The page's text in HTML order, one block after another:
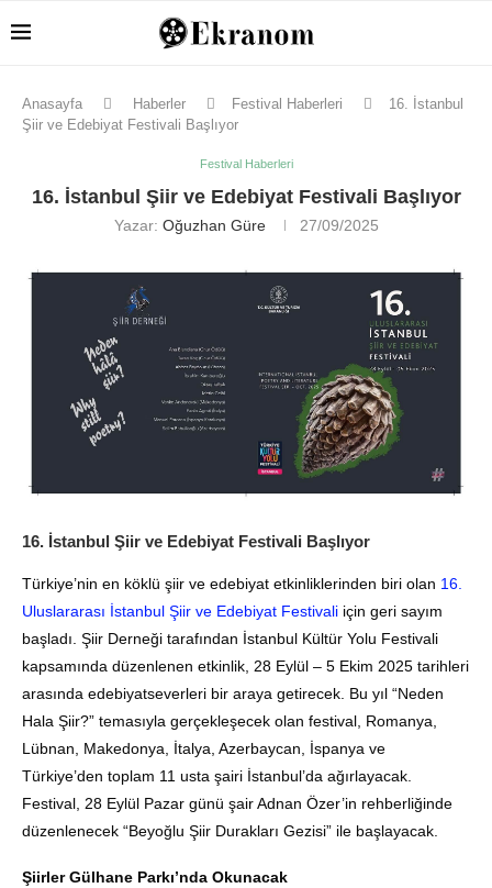
Anasayfa Haberler Festival Haberleri
16. İstanbul
Şiir ve Edebiyat Festivali Başlıyor
Festival Haberleri
16. İstanbul Şiir ve Edebiyat Festivali Başlıyor
Yazar: Oğuzhan Güre 27/09/2025
16. İstanbul Şiir ve Edebiyat Festivali Başlıyor
Türkiye’nin en köklü şiir ve edebiyat etkinliklerinden biri olan 16.
Uluslararası İstanbul Şiir ve Edebiyat Festivali için geri sayım
başladı. Şiir Derneği tarafından İstanbul Kültür Yolu Festivali
kapsamında düzenlenen etkinlik, 28 Eylül – 5 Ekim 2025 tarihleri
arasında edebiyatseverleri bir araya getirecek. Bu yıl “Neden
Hala Şiir?” temasıyla gerçekleşecek olan festival, Romanya,
Lübnan, Makedonya, İtalya, Azerbaycan, İspanya ve
Türkiye’den toplam 11 usta şairi İstanbul’da ağırlayacak.
Festival, 28 Eylül Pazar günü şair Adnan Özer’in rehberliğinde
düzenlenecek “Beyoğlu Şiir Durakları Gezisi” ile başlayacak.
Şiirler Gülhane Parkı’nda Okunacak